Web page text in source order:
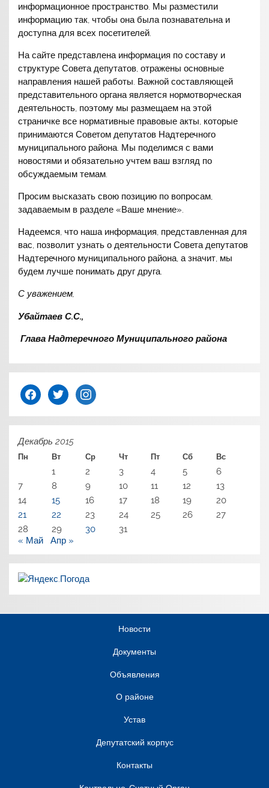
информационное пространство. Мы разместили
информацию так, чтобы она была познавательна и
доступна для всех посетителей.
На сайте представлена информация по составу и
структуре Совета депутатов, отражены основные
направления нашей работы. Важной составляющей
представительного органа является нормотворческая
деятельность, поэтому мы размещаем на этой
страничке все нормативные правовые акты, которые
принимаются Советом депутатов Надтеречного
муниципального района. Мы поделимся с вами
новостями и обязательно учтем ваш взгляд по
обсуждаемым темам.
Просим высказать свою позицию по вопросам,
задаваемым в разделе «Ваше мнение».
Надеемся, что наша информация, представленная для
вас, позволит узнать о деятельности Совета депутатов
Надтеречного муниципального района, а значит, мы
будем лучше понимать друг друга.
С уважением,
Убайтаев С.С.,
Глава Надтеречного Муниципального района
facebooktwitter instagram
Декабрь 2015
Пн Вт Ср Чт Пт Сб Вс
1 2 3 4 5
6
7
8 9 10 11 12
13
14
15 16 17 18 19
20
21
22 23 24 25 26
27
28
29 30
31
« Май
Апр »
Новости
Документы
Объявления
О районе
Устав
Депутатский корпус
Контакты